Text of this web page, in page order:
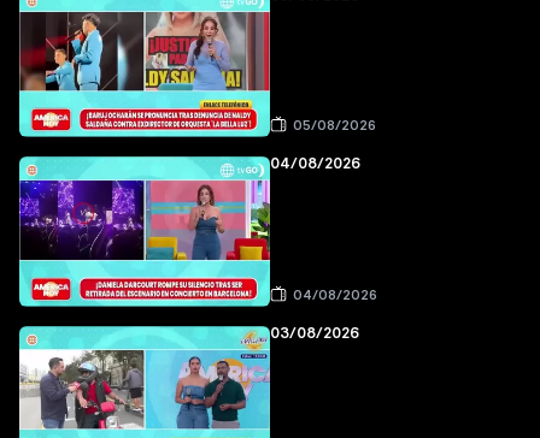
05/08/2026
04/08/2026
04/08/2026
03/08/2026